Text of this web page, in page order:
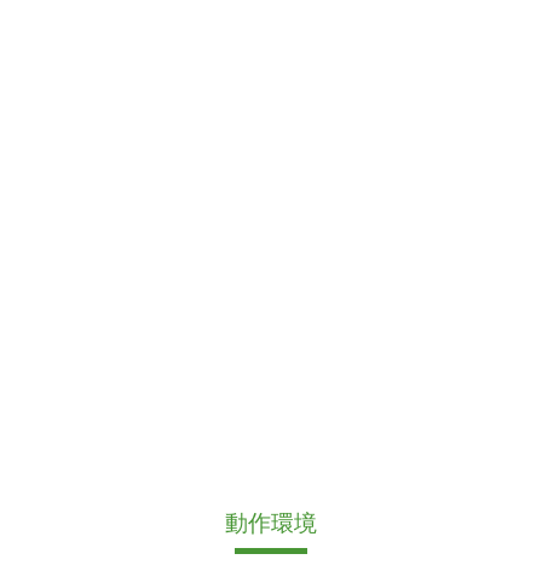
動作環境